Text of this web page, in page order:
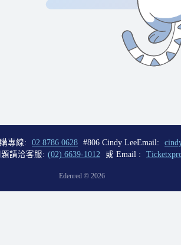
專線: 02 8786 0628 #806 Cindy LeeEmail:
請洽客服: (02) 6639-1012 或 Email :
Edenred © 2026